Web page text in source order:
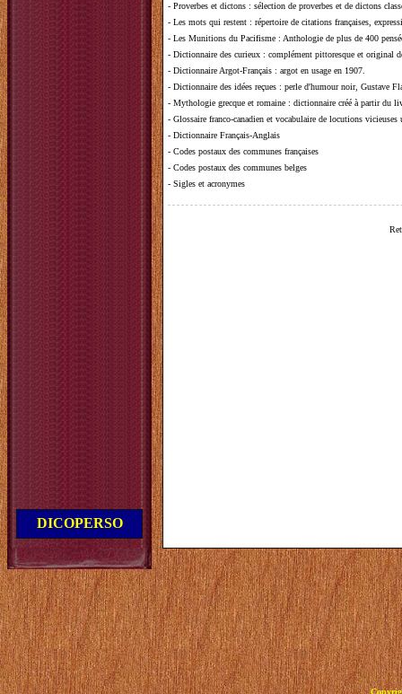
DICOPERSO
- Proverbes et dictons : sélection de proverbes et de dictons
- Les mots qui restent : répertoire de citations françaises,
- Les Munitions du Pacifisme : Anthologie de plus de 400
- Dictionnaire des curieux : complément pittoresque et original
- Dictionnaire Argot-Français : argot en usage en 1907.
- Dictionnaire des idées reçues : perle d'humour noir, Gustave
- Mythologie grecque et romaine : dictionnaire créé à partir du
- Glossaire franco-canadien et vocabulaire de locutions vicieuses
- Dictionnaire Français-Anglais
- Codes postaux des communes françaises
- Codes postaux des communes belges
- Sigles et acronymes